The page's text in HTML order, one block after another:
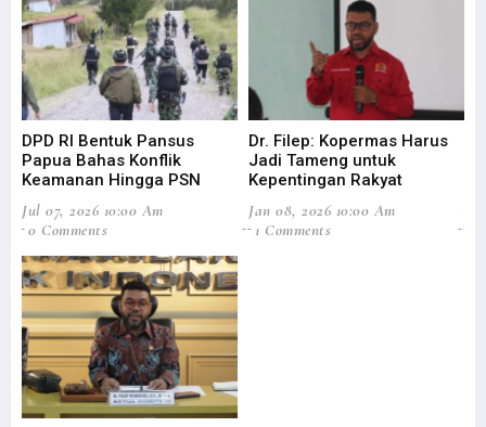
DPD RI Bentuk Pansus
Papua Bahas Konflik
Keamanan Hingga PSN
Jul 07, 2026 10:00 Am
0 Comments
Dr. Filep: Kopermas Harus
Jadi Tameng untuk
Kepentingan Rakyat
Jan 08, 2026 10:00 Am
1 Comments